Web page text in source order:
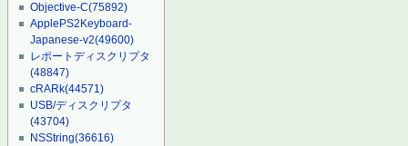
Objective-C(75892)
ApplePS2Keyboard-
Japanese-v2(49600)
レポートディスクリプタ
(48847)
cRARk(44571)
USB/ディスクリプタ
(43704)
NSString(36616)